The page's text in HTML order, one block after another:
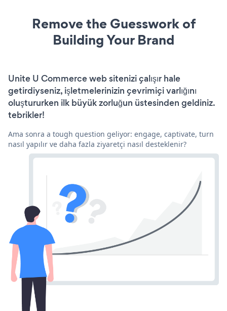
Remove the Guesswork of
Building Your Brand
Unite U Commerce web sitenizi çalışır hale
getirdiyseniz, işletmelerinizin çevrimiçi varlığını
oluştururken ilk büyük zorluğun üstesinden geldiniz.
tebrikler!
Ama sonra a tough question geliyor: engage, captivate, turn
nasıl yapılır ve daha fazla ziyaretçi nasıl desteklenir?